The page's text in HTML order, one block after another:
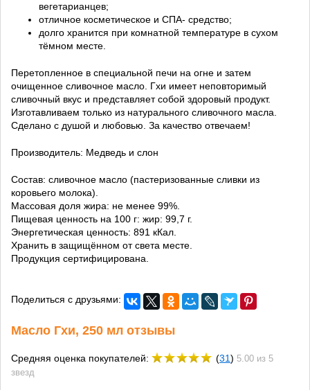
вегетарианцев;
отличное косметическое и СПА- средство;
долго хранится при комнатной температуре в сухом
тёмном месте.
Перетопленное в специальной печи на огне и затем
очищенное сливочное масло. Гхи имеет неповторимый
сливочный вкус и представляет собой здоровый продукт.
Изготавливаем только из натурального сливочного масла.
Сделано с душой и любовью. За качество отвечаем!
Производитель: Медведь и слон
Состав: сливочное масло (пастеризованные сливки из
коровьего молока).
Массовая доля жира: не менее 99%.
Пищевая ценность на 100 г: жир: 99,7 г.
Энергетическая ценность: 891 кКал.
Хранить в защищённом от света месте.
Продукция сертифицирована.
Поделиться с друзьями:
Масло Гхи, 250 мл отзывы
Средняя оценка покупателей: (31) 5.00 из 5
звезд